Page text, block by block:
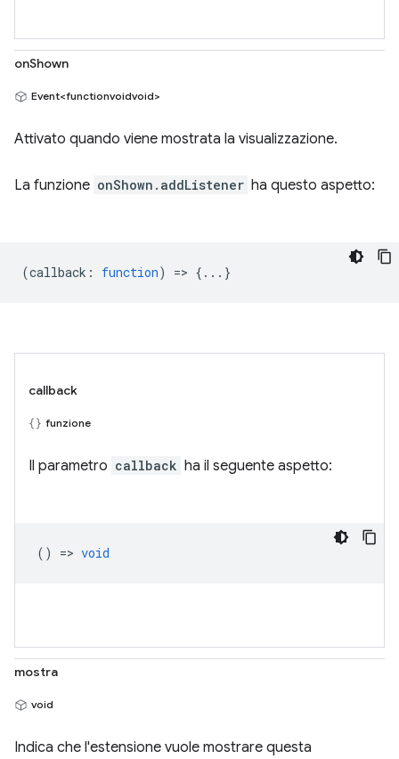
onShown
Event<functionvoidvoid>
Attivato quando viene mostrata la visualizzazione.
La funzione onShown.addListener ha questo aspetto:
(callback : function) => {...}
callback
funzione
Il parametro callback ha il seguente aspetto:
() => void
mostra
void
Indica che l'estensione vuole mostrare questa